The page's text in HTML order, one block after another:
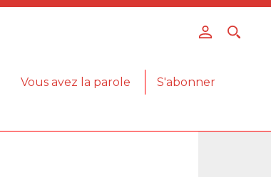
Vous avez la parole
S'abonner